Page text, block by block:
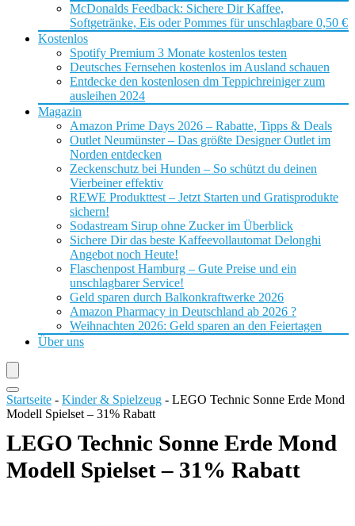
McDonalds Feedback: Sichere Dir Kaffee,
Softgetränke, Eis oder Pommes für unschlagbare 0,50 €
Kostenlos
Spotify Premium 3 Monate kostenlos testen
Deutsches Fernsehen kostenlos im Ausland schauen
Entdecke den kostenlosen dm Teppichreiniger zum
ausleihen 2024
Magazin
Amazon Prime Days 2026 – Rabatte, Tipps & Deals
Outlet Neumünster – Das größte Designer Outlet im
Norden entdecken
Zeckenschutz bei Hunden – So schützt du deinen
Vierbeiner effektiv
REWE Produkttest – Jetzt Starten und Gratisprodukte
sichern!
Sodastream Sirup ohne Zucker im Überblick
Sichere Dir das beste Kaffeevollautomat Delonghi
Angebot noch Heute!
Flaschenpost Hamburg – Gute Preise und ein
unschlagbarer Service!
Geld sparen durch Balkonkraftwerke 2026
Amazon Pharmacy in Deutschland ab 2026 ?
Weihnachten 2026: Geld sparen an den Feiertagen
Über uns
Startseite - Kinder & Spielzeug - LEGO Technic Sonne Erde Mond
Modell Spielset – 31% Rabatt
LEGO Technic Sonne Erde Mond
Modell Spielset – 31% Rabatt